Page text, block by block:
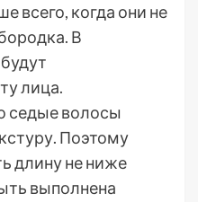
всего, когда они не
В
лица.
седые волосы
Поэтому
длину не ниже
выполнена